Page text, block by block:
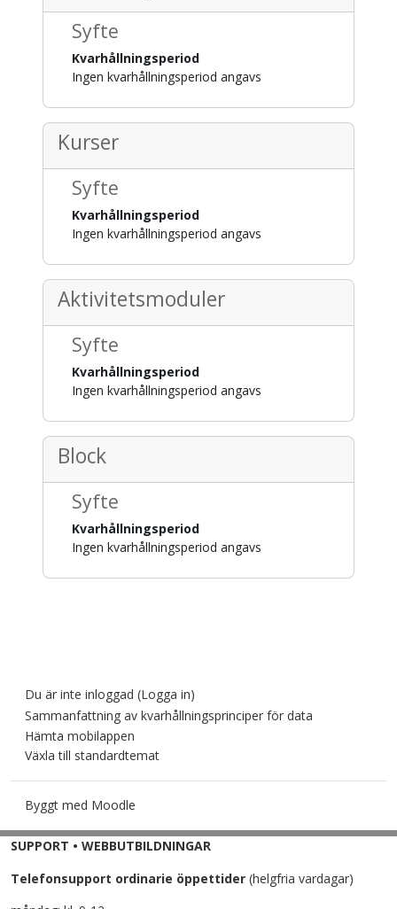
Syfte
Kvarhållningsperiod
Ingen kvarhållningsperiod angavs
Kurser
Syfte
Kvarhållningsperiod
Ingen kvarhållningsperiod angavs
Aktivitetsmoduler
Syfte
Kvarhållningsperiod
Ingen kvarhållningsperiod angavs
Block
Syfte
Kvarhållningsperiod
Ingen kvarhållningsperiod angavs
Du är inte inloggad (Logga in)
Sammanfattning av kvarhållningsprinciper för data
Hämta mobilappen
Växla till standardtemat
Byggt med Moodle
SUPPORT • WEBBUTBILDNINGAR
Telefonsupport ordinarie öppettider (helgfria vardagar)